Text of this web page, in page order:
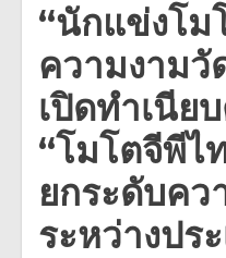
“นักแข่งโม
ความงามวั
เปิดทำเนีย
“โมโตจีพีไ
ยกระดับค
ระหว่างปร